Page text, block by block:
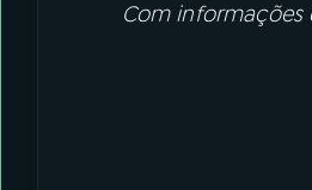
Com informações